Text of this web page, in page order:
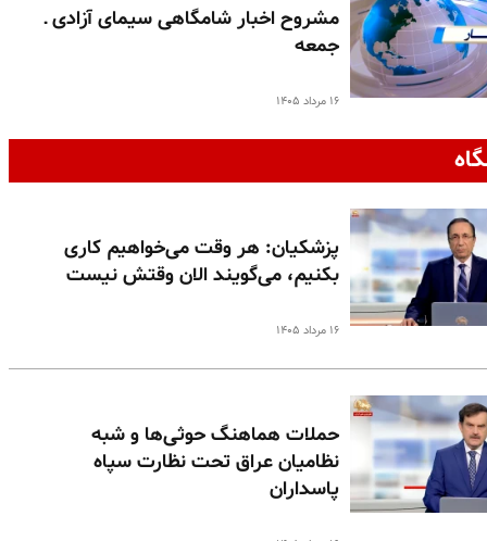
مشروح اخبار شامگاهی سیمای آزادی ـ
جمعه
۱۶ مرداد ۱۴۰۵
پزشکیان: هر وقت می‌خواهیم کاری
بکنیم، می‌گویند الان وقتش نیست
۱۶ مرداد ۱۴۰۵
حملات هماهنگ حوثی‌ها و شبه
نظامیان عراق تحت نظارت سپاه
پاسداران